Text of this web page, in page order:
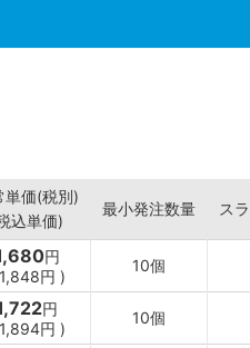
単価(税別)
込単価)
最小発注数量 ス
円
1,848円 )
10個
円
1,894円 )
10個